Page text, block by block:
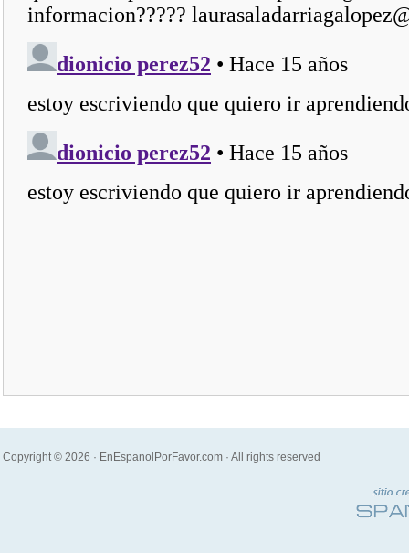
Copyright © 2026 · EnEspanolPorFavor.com · All rights reserved